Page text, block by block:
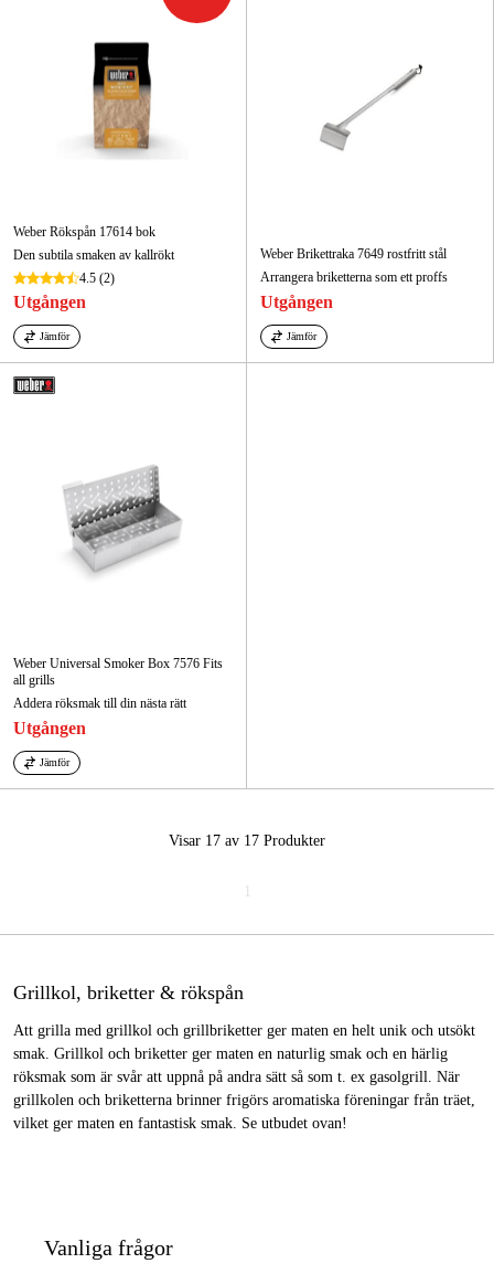
Weber Rökspån 17614 bok
Den subtila smaken av kallrökt
4.5 (2)
Utgången
Jämför
Weber Brikettraka 7649 rostfritt stål
Arrangera briketterna som ett proffs
Utgången
Jämför
Weber Universal Smoker Box 7576 Fits
all grills
Addera röksmak till din nästa rätt
Utgången
Jämför
Visar 17 av 17 Produkter
1
Grillkol, briketter & rökspån
Att grilla med grillkol och grillbriketter ger maten en helt unik och utsökt
smak. Grillkol och briketter ger maten en naturlig smak och en härlig
röksmak som är svår att uppnå på andra sätt så som t. ex gasolgrill. När
grillkolen och briketterna brinner frigörs aromatiska föreningar från träet,
vilket ger maten en fantastisk smak. Se utbudet ovan!
Vanliga frågor